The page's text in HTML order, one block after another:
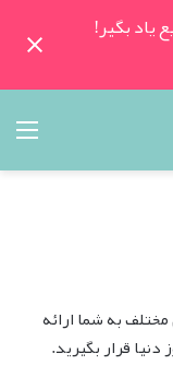
یاد بگیر!
به شما ارائه
قرار بگیرید.